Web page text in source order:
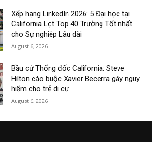
Xếp hạng LinkedIn 2026: 5 Đại học tại
California Lọt Top 40 Trường Tốt nhất
cho Sự nghiệp Lâu dài
August 6, 2026
Bầu cử Thống đốc California: Steve
Hilton cáo buộc Xavier Becerra gây nguy
hiểm cho trẻ di cư
August 6, 2026